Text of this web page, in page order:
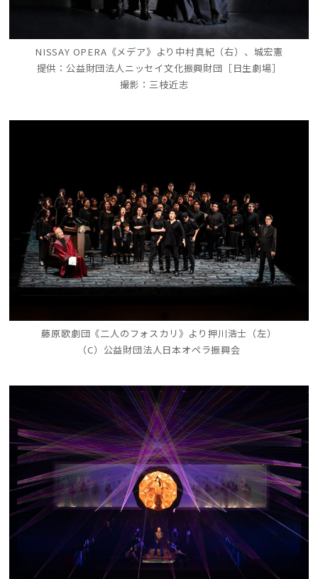
NISSAY OPERA《メデア》より中村真紀（右）、城宏憲
提供：公益財団法人ニッセイ文化振興財団［日生劇場］
撮影：三枝近志
藤原歌劇団《二人のフォスカリ》より押川浩士（左）
（C）公益財団法人日本オペラ振興会